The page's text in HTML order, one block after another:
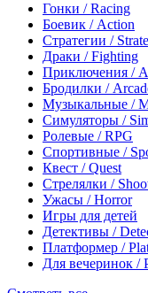
Гонки / Racing
Боевик / Action
Стратегии /
Драки / Fighting
Приключения /
Бродилки /
Музыкальные /
Симуляторы /
Ролевые / RPG
Спортивные /
Квест / Quest
Стрелялки /
Ужасы / Horror
Игры для детей
Детективы /
Платформер /
Для вечеринок /